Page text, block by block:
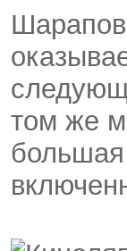
том же
большая